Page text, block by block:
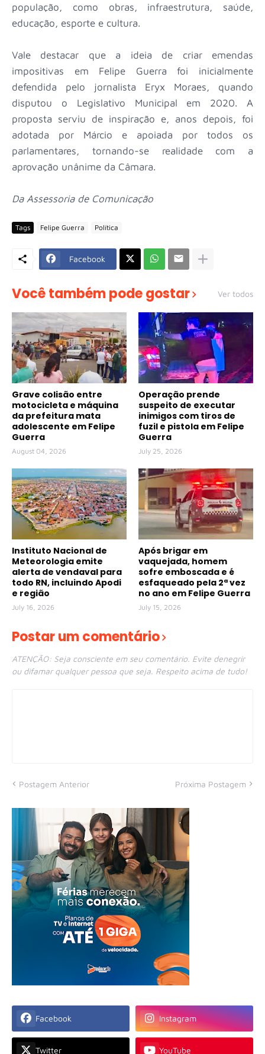
população, como obras, infraestrutura, saúde,
educação, esporte e cultura.
Vale destacar que a ideia de criar emendas
impositivas em Felipe Guerra foi inicialmente
defendida pelo jornalista Eryx Moraes, quando
disputou o Legislativo Municipal em 2020. A
proposta serviu de inspiração e, anos depois, foi
adotada por Márcio e apoiada por todos os
parlamentares, tornando-se realidade com a
aprovação unânime da Câmara.
Da Assessoria de Comunicação
Tags Felipe Guerra Política
Facebook
Você também pode gostar Ver todos
Grave colisão entre
motocicleta e máquina
da prefeitura mata
adolescente em Felipe
Guerra
August 04, 2026
Operação prende
suspeito de executar
inimigos com tiros de
fuzil e pistola em Felipe
Guerra
July 25, 2026
Instituto Nacional de
Meteorologia emite
alerta de vendaval para
todo RN, incluindo Apodi
e região
July 16, 2026
Após brigar em
vaquejada, homem
sofre emboscada e é
esfaqueado pela 2ª vez
no ano em Felipe Guerra
July 15, 2026
Postar um comentário
ATENÇÃO: Seja consciente em seu comentário. Evite denegrir
ou difamar qualquer pessoa que seja. Respeito acima de tudo!
Postagem Anterior Próxima Postagem
Facebook Instagram
Twitter YouTube